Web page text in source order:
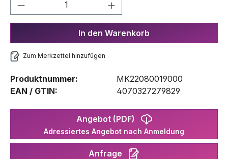
In den Warenkorb
Zum Merkzettel hinzufügen
Produktnummer:
MK22080019000
EAN / GTIN:
4070327279829
Angebot (PDF)
Adressiertes Angebot nach Anmeldung
Anfrage